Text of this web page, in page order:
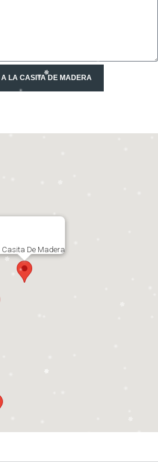
LA CASITA DE MADERA
Casita De Madera